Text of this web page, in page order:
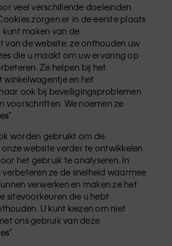
veel verschillende doeleinden
zorgen er in de eerste plaats
maken van de
van de website: ze onthouden uw
die u maakt om uw ervaring op
Ze helpen bij het
winkelwagentje en het
ook bij beveiligingsproblemen
voorschriften. We noemen ze
”.
worden gebruikt om de
website verder te ontwikkelen
het gebruik te analyseren. In
ze de snelheid waarmee
verwerken en maken ze het
sitevoorkeuren die u hebt
U kunt kiezen om niet
ons gebruik van deze
”.